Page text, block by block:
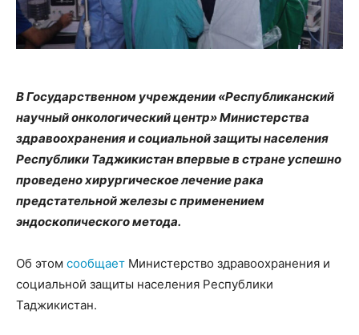
В Государственном учреждении «Республиканский
научный онкологический центр» Министерства
здравоохранения и социальной защиты населения
Республики Таджикистан впервые в стране успешно
проведено хирургическое лечение рака
предстательной железы с применением
эндоскопического метода.
Об этом сообщает Министерство здравоохранения и
социальной защиты населения Республики
Таджикистан.